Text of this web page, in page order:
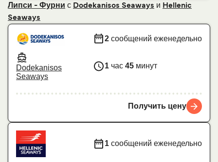
Липси - Фурни с Dodekanisos Seaways и Hellenic
Seaways
Dodekanisos
Seaways
2 сообщений еженедельно
1 час 45 минут
Получить цену
1 сообщений еженедельно